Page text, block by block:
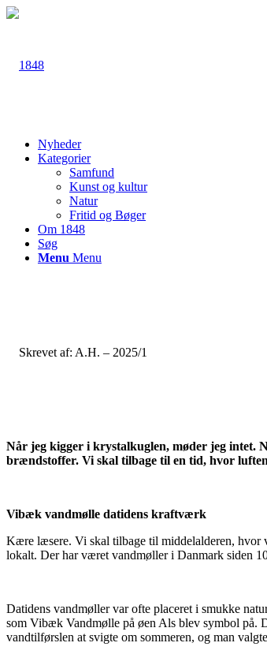
Nyheder
Kategorier
Samfund
Kunst og kultur
Natur
Fritid og Bøger
Om 1848
Søg
Menu Menu
Skrevet af: A.H. – 2025/1
Når jeg kigger i krystalkuglen, møder jeg intet.
brændstoffer. Vi skal tilbage til en tid, hvor
Vibæk vandmølle datidens kraftværk
Kære læsere. Vi skal tilbage til middelalderen, hvor
lokalt. Der har været vandmøller i Danmark siden
Datidens vandmøller var ofte placeret i smukke
som Vibæk Vandmølle på øen Als blev symbol på.
vandtilførslen at svigte om sommeren, og man